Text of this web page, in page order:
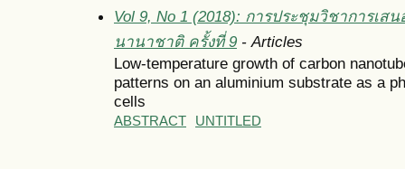
Vol 9, No 1 (2018): การประชุมวิชาการเส
นานาชาติ ครั้งที่ 9 - Articles
Low-temperature growth of carbon
patterns on an aluminium substrate as a
cells
ABSTRACT UNTITLED